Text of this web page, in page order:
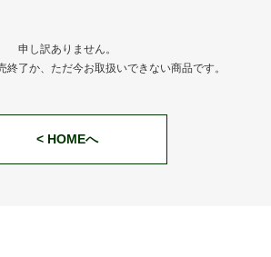
申し訳ありません。
終了か、ただ今お取扱いできない商品です。
< HOMEへ